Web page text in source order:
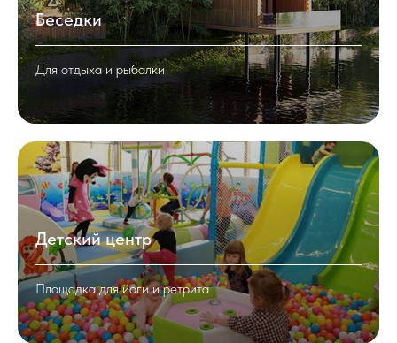
Беседки
Для отдыха и рыбалки
Детский центр
Площадка для йоги и ретрита